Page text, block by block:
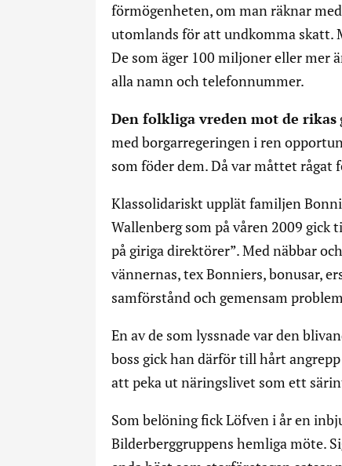
förmögenheten, om man räknar
utomlands för att undkomma skatt.
De som äger 100 miljoner eller mer
alla namn och telefonnummer.
Den folkliga vreden mot de rikas
med borgarregeringen i ren
som föder dem. Då var måttet rågat
Klassolidariskt upplät familjen
Wallenberg som på våren 2009
på giriga direktörer”. Med näbbar
vännernas, tex Bonniers, bonusar,
samförstånd och gemensam
En av de som lyssnade var den
boss gick han därför till hårt
att peka ut näringslivet som ett
Som belöning fick Löfven i år en
Bilderberggruppens hemliga möte.